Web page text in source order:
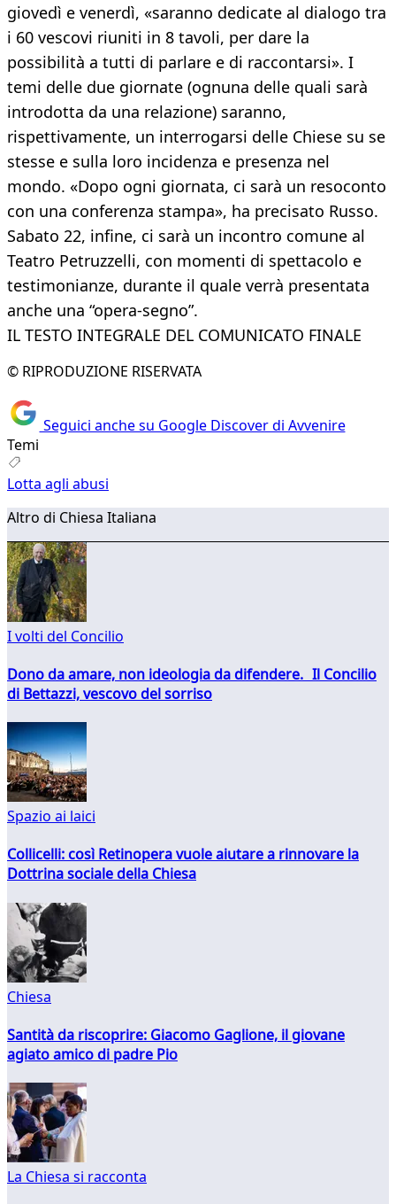
giovedì e venerdì, «saranno dedicate al dialogo tra
i 60 vescovi riuniti in 8 tavoli, per dare la
possibilità a tutti di parlare e di raccontarsi». I
temi delle due giornate (ognuna delle quali sarà
introdotta da una relazione) saranno,
rispettivamente, un interrogarsi delle Chiese su se
stesse e sulla loro incidenza e presenza nel
mondo. «Dopo ogni giornata, ci sarà un resoconto
con una conferenza stampa», ha precisato Russo.
Sabato 22, infine, ci sarà un incontro comune al
Teatro Petruzzelli, con momenti di spettacolo e
testimonianze, durante il quale verrà presentata
anche una “opera-segno”.
IL TESTO INTEGRALE DEL COMUNICATO FINALE
© RIPRODUZIONE RISERVATA
Seguici anche su Google Discover di Avvenire
Temi
Lotta agli abusi
Altro di Chiesa Italiana
I volti del Concilio
Dono da amare, non ideologia da difendere. Il Concilio
di Bettazzi, vescovo del sorriso
Spazio ai laici
Collicelli: così Retinopera vuole aiutare a rinnovare la
Dottrina sociale della Chiesa
Chiesa
Santità da riscoprire: Giacomo Gaglione, il giovane
agiato amico di padre Pio
La Chiesa si racconta